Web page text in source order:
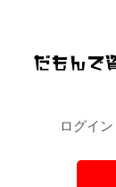
ログイン